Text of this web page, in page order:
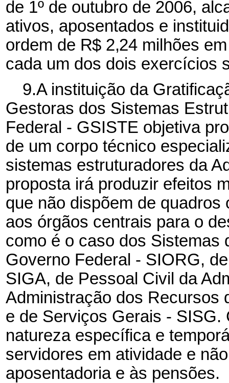
de 1º de outubro de 2006,
ativos, aposentados e
ordem de R$ 2,24 milhões
cada um dos dois exercícios
9.A instituição da
Gestoras dos Sistemas
Federal - GSISTE objetiva
de um corpo técnico
sistemas estruturadores da
proposta irá produzir efeitos
que não dispõem de
aos órgãos centrais para o
como é o caso dos Sistemas
Governo Federal - SIORG,
SIGA, de Pessoal Civil da
Administração dos Recursos
e de Serviços Gerais -
natureza específica e
servidores em atividade e
aposentadoria e às pensões.